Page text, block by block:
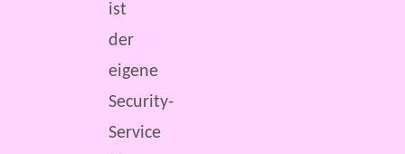
ist
der
eigene
Security-
Service